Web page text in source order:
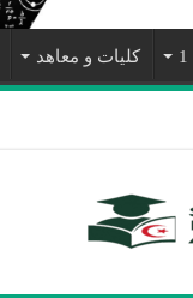
كليات و معاهد